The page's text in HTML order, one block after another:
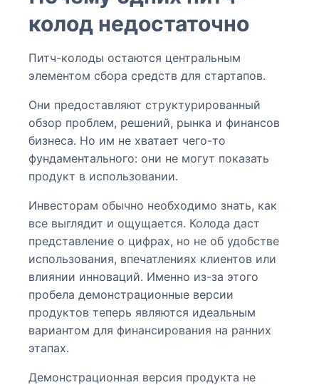
колод недостаточно
Питч-колоды остаются центральным
элементом сбора средств для стартапов.
Они предоставляют структурированный
обзор проблем, решений, рынка и финансов
бизнеса. Но им не хватает чего-то
фундаментального: они не могут показать
продукт в использовании.
Инвесторам обычно необходимо знать, как
все выглядит и ощущается. Колода даст
представление о цифрах, но не об удобстве
использования, впечатлениях клиентов или
влиянии инноваций. Именно из-за этого
пробела демонстрационные версии
продуктов теперь являются идеальным
вариантом для финансирования на ранних
этапах.
Демонстрационная версия продукта не